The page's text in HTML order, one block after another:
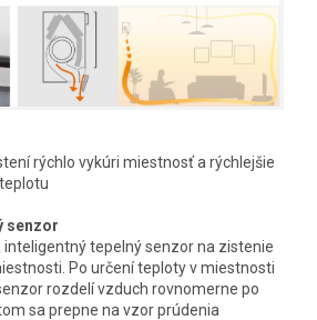
rýchlo vykúri miestnosť a rýchlejšie
senzor
inteligentný tepelný senzor na zistenie
Po určení teploty v miestnosti
rozdelí vzduch rovnomerne po
sa prepne na vzor prúdenia